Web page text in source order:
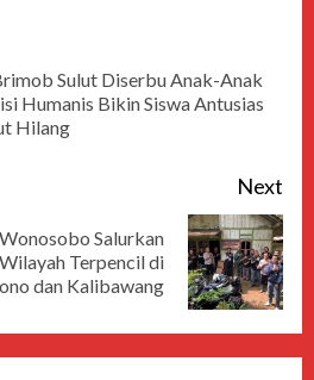
Sulut Diserbu Anak-Anak
Humanis Bikin Siswa Antusias
Hilang
Next
Salurkan
Terpencil di
dan Kalibawang